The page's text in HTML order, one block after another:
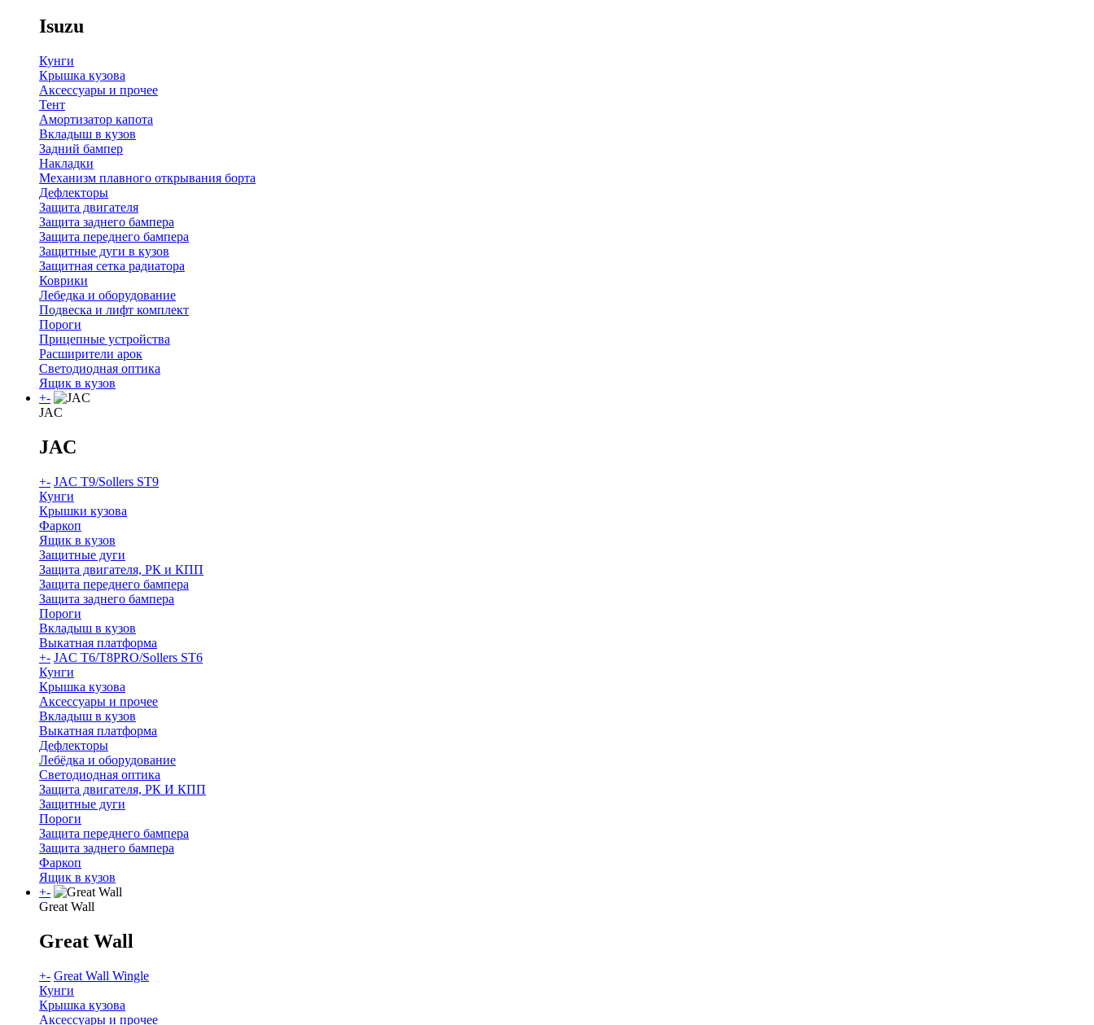
Isuzu
Кунги
Крышка кузова
Аксессуары и прочее
Тент
Амортизатор капота
Вкладыш в кузов
Задний бампер
Накладки
Механизм плавного открывания борта
Дефлекторы
Защита двигателя
Защита заднего бампера
Защита переднего бампера
Защитные дуги в кузов
Защитная сетка радиатора
Коврики
Лебедка и оборудование
Подвеска и лифт комплект
Пороги
Прицепные устройства
Расширители арок
Светодиодная оптика
Ящик в кузов
+-
JAC
JAC
+- JAC T9/Sollers ST9
Кунги
Крышки кузова
Фаркоп
Ящик в кузов
Защитные дуги
Защита двигателя, РК и КПП
Защита переднего бампера
Защита заднего бампера
Пороги
Вкладыш в кузов
Выкатная платформа
+- JAC T6/T8PRO/Sollers ST6
Кунги
Крышка кузова
Аксессуары и прочее
Вкладыш в кузов
Выкатная платформа
Дефлекторы
Лебёдка и оборудование
Светодиодная оптика
Защита двигателя, РК И КПП
Защитные дуги
Пороги
Защита переднего бампера
Защита заднего бампера
Фаркоп
Ящик в кузов
+-
Great Wall
Great Wall
+- Great Wall Wingle
Кунги
Крышка кузова
Аксессуары и прочее